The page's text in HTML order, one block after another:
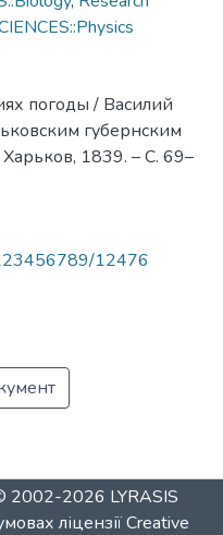
погоды / Василий
губернским
1839. – С. 69–
12476
2002-2026 LYRASIS
ліцензіїCreative